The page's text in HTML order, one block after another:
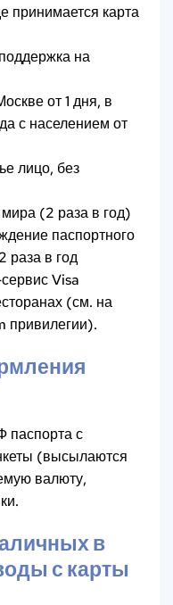
принимается карта
на
от 1 дня, в
с населением от
лицо, без
(2 раза в год)
паспортного
раза в год
Visa
(см. на
привилегии).
паспорта с
(высылаются
валюту,
в
с карты